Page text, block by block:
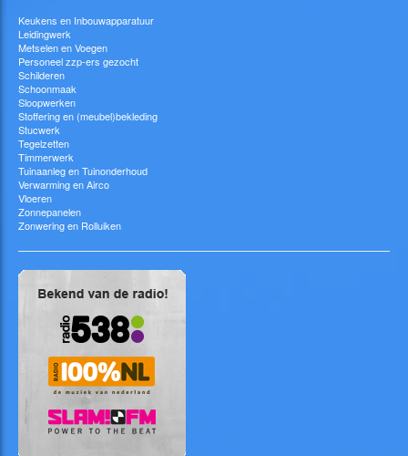
Keukens en Inbouwapparatuur
Leidingwerk
Metselen en Voegen
Personeel zzp-ers gezocht
Schilderen
Schoonmaak
Sloopwerken
Stoffering en (meubel)bekleding
Stucwerk
Tegelzetten
Timmerwerk
Tuinaanleg en Tuinonderhoud
Verwarming en Airco
Vloeren
Zonnepanelen
Zonwering en Rolluiken